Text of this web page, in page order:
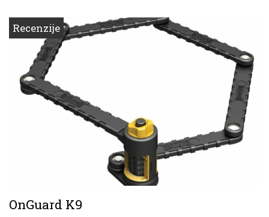
Recenzije
OnGuard K9